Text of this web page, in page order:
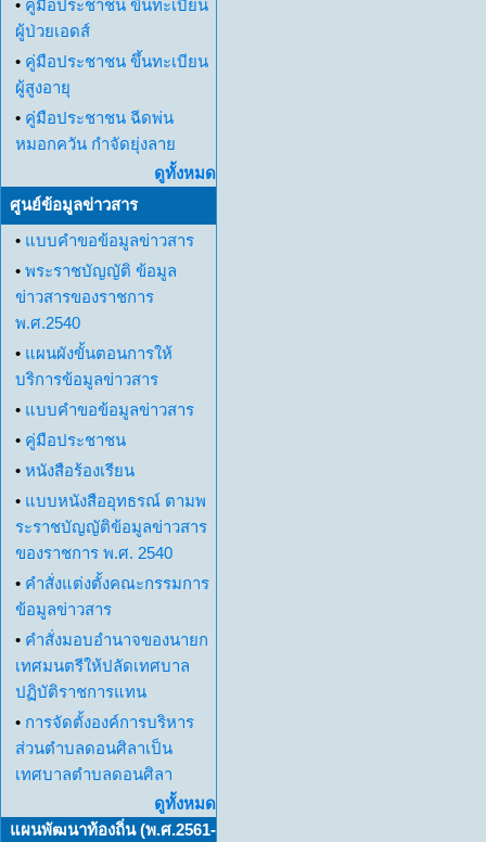
• คู่มือประชาชน ขึ้นทะเบียน
ผู้ป่วยเอดส์
• คู่มือประชาชน ขึ้นทะเบียน
ผู้สูงอายุ
• คู่มือประชาชน ฉีดพ่น
หมอกควัน กำจัดยุ่งลาย
ดูทั้งหมด
ศูนย์ข้อมูลข่าวสาร
• แบบคำขอข้อมูลข่าวสาร
• พระราชบัญญัติ ข้อมูล
ข่าวสารของราชการ
พ.ศ.2540
• แผนผังขั้นตอนการให้
บริการข้อมูลข่าวสาร
• แบบคำขอข้อมูลข่าวสาร
• คู่มือประชาชน
• หนังสือร้องเรียน
• แบบหนังสืออุทธรณ์ ตามพ
ระราชบัญญัติข้อมูลข่าวสาร
ของราชการ พ.ศ. 2540
• คำสั่งแต่งตั้งคณะกรรมการ
ข้อมูลข่าวสาร
• คำสั่งมอบอำนาจของนายก
เทศมนตรีให้ปลัดเทศบาล
ปฏิบัติราชการแทน
• การจัดตั้งองค์การบริหาร
ส่วนตำบลดอนศิลาเป็น
เทศบาลตำบลดอนศิลา
ดูทั้งหมด
แผนพัฒนาท้องถิ่น (พ.ศ.2561-